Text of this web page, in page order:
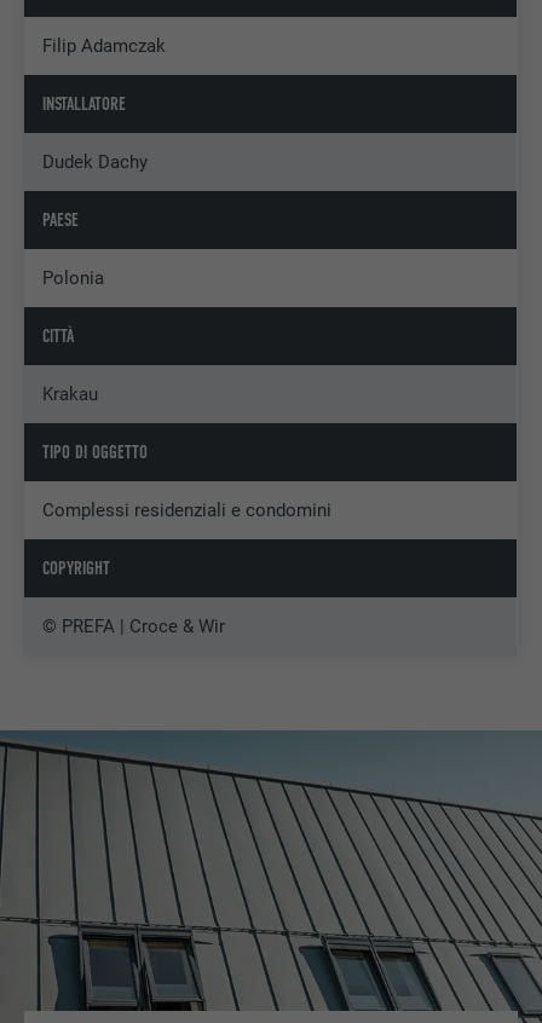
Filip Adamczak
INSTALLATORE
Dudek Dachy
PAESE
Polonia
CITTÀ
Krakau
TIPO DI OGGETTO
Complessi residenziali e condomini
COPYRIGHT
© PREFA | Croce & Wir